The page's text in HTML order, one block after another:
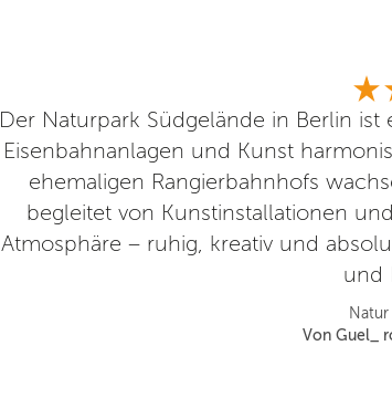
Der Naturpark Südgelände in Berlin
Eisenbahnanlagen und Kunst
ehemaligen Rangierbahnhofs
begleitet von Kunstinstallationen
Atmosphäre – ruhig, kreativ und
und
Natur
Von Guel_